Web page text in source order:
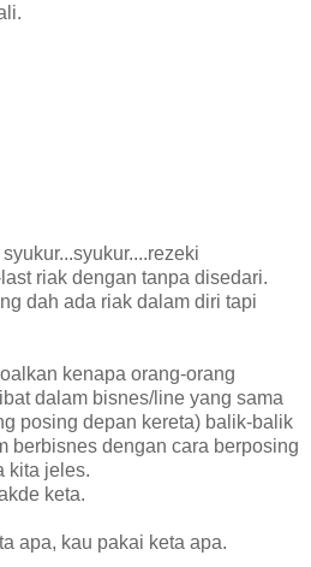
riak dengan tanpa disedari.
dah ada riak dalam diri tapi
kenapa orang-orang
dalam bisnes/line yang sama
posing depan kereta) balik-balik
berbisnes dengan cara berposing
kita jeles.
keta.
apa, kau pakai keta apa.